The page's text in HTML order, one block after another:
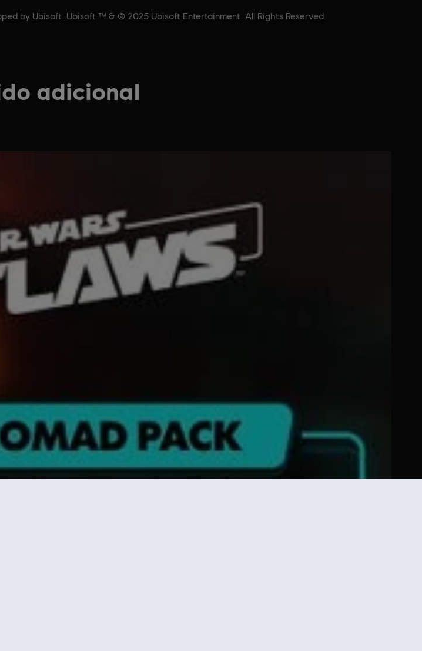
by Ubisoft. Ubisoft ™ & © 2025 Ubisoft Entertainment. All Rights Reserved.
adicional